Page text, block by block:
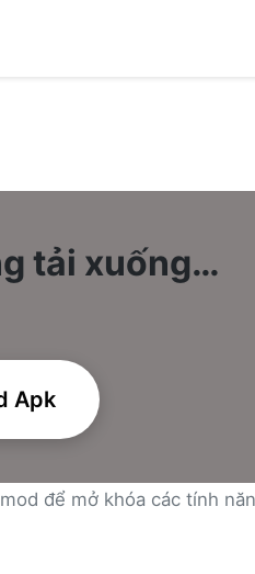
tải xuống…
Apk
để mở khóa các tính